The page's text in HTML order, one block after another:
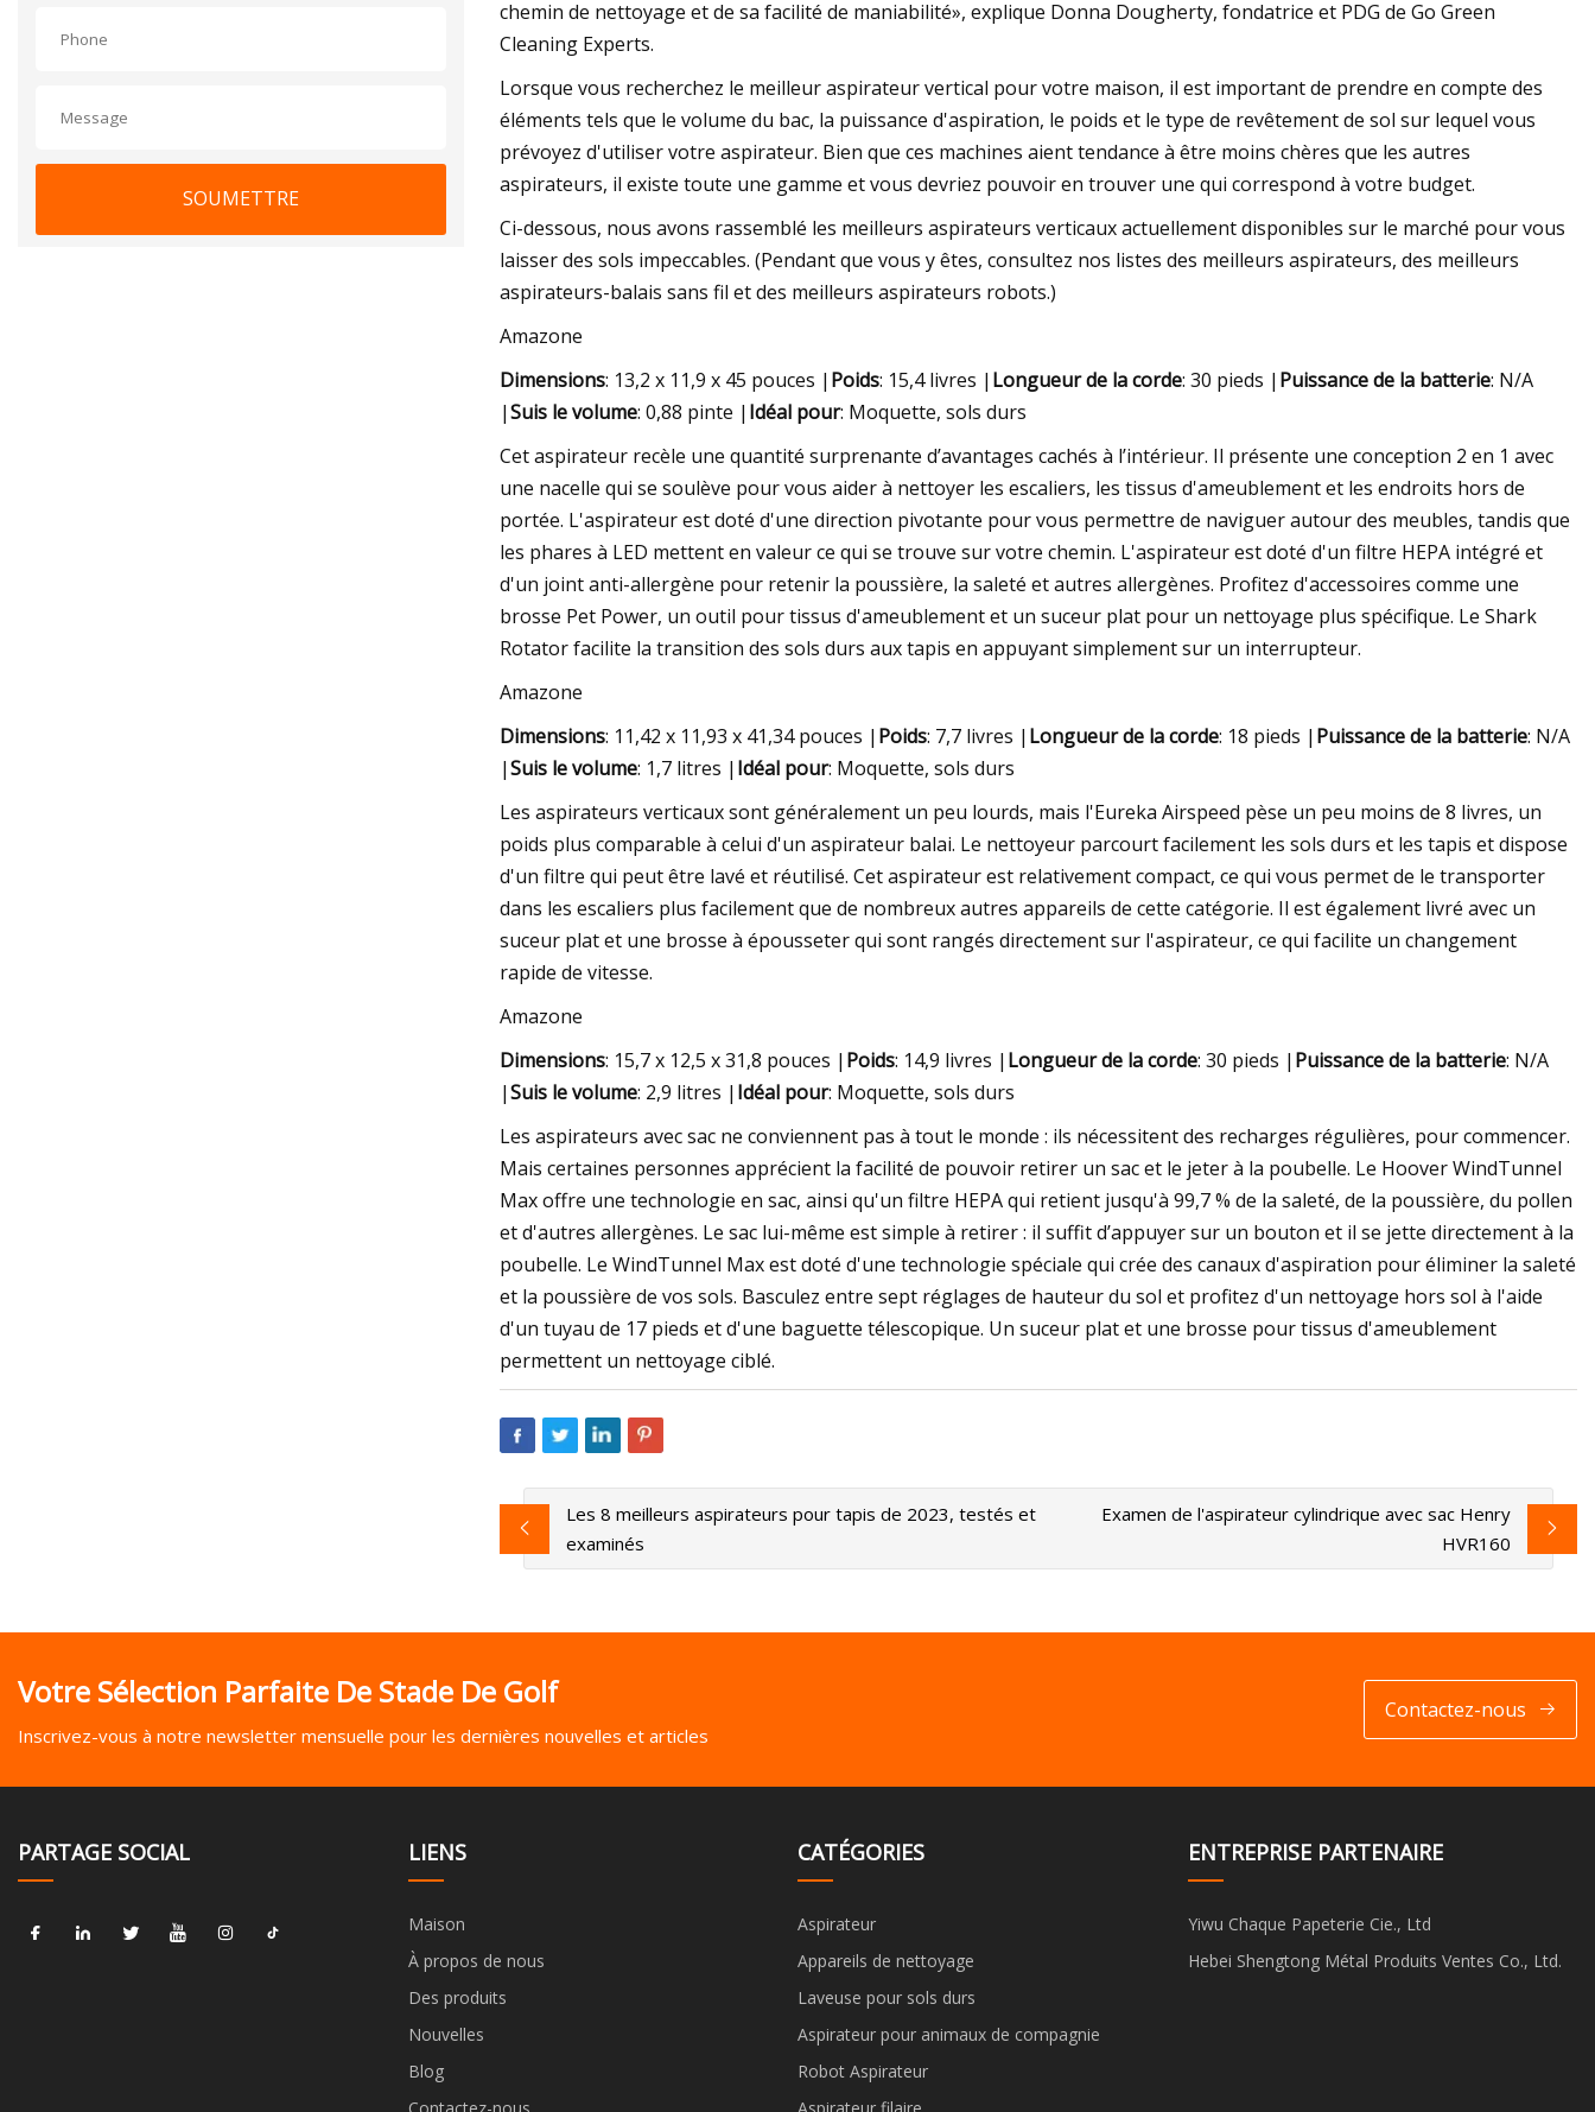
SOUMETTRE
chemin de nettoyage et de sa facilité de maniabilité», explique Donna Dougherty, fondatrice et PDG de Go Green
Cleaning Experts.
Lorsque vous recherchez le meilleur aspirateur vertical pour votre maison, il est important de prendre en compte des
éléments tels que le volume du bac, la puissance d'aspiration, le poids et le type de revêtement de sol sur lequel vous
prévoyez d'utiliser votre aspirateur. Bien que ces machines aient tendance à être moins chères que les autres
aspirateurs, il existe toute une gamme et vous devriez pouvoir en trouver une qui correspond à votre budget.
Ci-dessous, nous avons rassemblé les meilleurs aspirateurs verticaux actuellement disponibles sur le marché pour vous
laisser des sols impeccables. (Pendant que vous y êtes, consultez nos listes des meilleurs aspirateurs, des meilleurs
aspirateurs-balais sans fil et des meilleurs aspirateurs robots.)
Amazone
Dimensions: 13,2 x 11,9 x 45 pouces | Poids: 15,4 livres | Longueur de la corde: 30 pieds | Puissance de la batterie: N/A
|Suis le volume: 0,88 pinte | Idéal pour: Moquette, sols durs
Cet aspirateur recèle une quantité surprenante d’avantages cachés à l’intérieur. Il présente une conception 2 en 1 avec
une nacelle qui se soulève pour vous aider à nettoyer les escaliers, les tissus d'ameublement et les endroits hors de
portée. L'aspirateur est doté d'une direction pivotante pour vous permettre de naviguer autour des meubles, tandis que
les phares à LED mettent en valeur ce qui se trouve sur votre chemin. L'aspirateur est doté d'un filtre HEPA intégré et
d'un joint anti-allergène pour retenir la poussière, la saleté et autres allergènes. Profitez d'accessoires comme une
brosse Pet Power, un outil pour tissus d'ameublement et un suceur plat pour un nettoyage plus spécifique. Le Shark
Rotator facilite la transition des sols durs aux tapis en appuyant simplement sur un interrupteur.
Amazone
Dimensions: 11,42 x 11,93 x 41,34 pouces | Poids: 7,7 livres | Longueur de la corde: 18 pieds | Puissance de la batterie: N/A
|Suis le volume: 1,7 litres | Idéal pour: Moquette, sols durs
Les aspirateurs verticaux sont généralement un peu lourds, mais l'Eureka Airspeed pèse un peu moins de 8 livres, un
poids plus comparable à celui d'un aspirateur balai. Le nettoyeur parcourt facilement les sols durs et les tapis et dispose
d'un filtre qui peut être lavé et réutilisé. Cet aspirateur est relativement compact, ce qui vous permet de le transporter
dans les escaliers plus facilement que de nombreux autres appareils de cette catégorie. Il est également livré avec un
suceur plat et une brosse à épousseter qui sont rangés directement sur l'aspirateur, ce qui facilite un changement
rapide de vitesse.
Amazone
Dimensions: 15,7 x 12,5 x 31,8 pouces | Poids: 14,9 livres | Longueur de la corde: 30 pieds | Puissance de la batterie: N/A
|Suis le volume: 2,9 litres | Idéal pour: Moquette, sols durs
Les aspirateurs avec sac ne conviennent pas à tout le monde : ils nécessitent des recharges régulières, pour commencer.
Mais certaines personnes apprécient la facilité de pouvoir retirer un sac et le jeter à la poubelle. Le Hoover WindTunnel
Max offre une technologie en sac, ainsi qu'un filtre HEPA qui retient jusqu'à 99,7 % de la saleté, de la poussière, du pollen
et d'autres allergènes. Le sac lui-même est simple à retirer : il suffit d’appuyer sur un bouton et il se jette directement à la
poubelle. Le WindTunnel Max est doté d'une technologie spéciale qui crée des canaux d'aspiration pour éliminer la saleté
et la poussière de vos sols. Basculez entre sept réglages de hauteur du sol et profitez d'un nettoyage hors sol à l'aide
d'un tuyau de 17 pieds et d'une baguette télescopique. Un suceur plat et une brosse pour tissus d'ameublement
permettent un nettoyage ciblé.
Les 8 meilleurs aspirateurs pour tapis de 2023, testés et
examinés
Examen de l'aspirateur cylindrique avec sac Henry
HVR160
Votre Sélection Parfaite De Stade De Golf
Inscrivez-vous à notre newsletter mensuelle pour les dernières nouvelles et articles
Contactez-nous
PARTAGE SOCIAL LIENS
Maison
À propos de nous
Des produits
Nouvelles
Blog
CATÉGORIES
Aspirateur
Appareils de nettoyage
Laveuse pour sols durs
Aspirateur pour animaux de compagnie
Robot Aspirateur
ENTREPRISE PARTENAIRE
Yiwu Chaque Papeterie Cie., Ltd
Hebei Shengtong Métal Produits Ventes Co., Ltd.